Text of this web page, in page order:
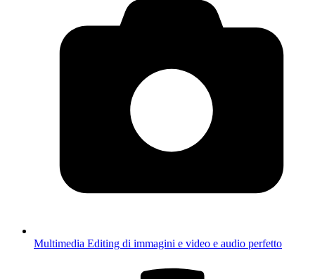
Multimedia Editing di immagini e video e audio perfetto